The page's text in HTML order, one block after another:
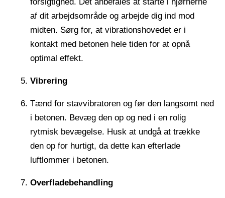
af dit arbejdsområde og arbejde dig ind mod
midten. Sørg for, at vibrationshovedet er i
kontakt med betonen hele tiden for at opnå
optimal effekt.
Vibrering
Tænd for stavvibratoren og før den langsomt ned
i betonen. Bevæg den op og ned i en rolig
rytmisk bevægelse. Husk at undgå at trække
den op for hurtigt, da dette kan efterlade
luftlommer i betonen.
Overfladebehandling